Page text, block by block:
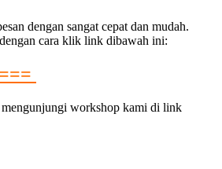
dengan sangat cepat dan mudah.
cara klik link dibawah ini:
workshop kami di link